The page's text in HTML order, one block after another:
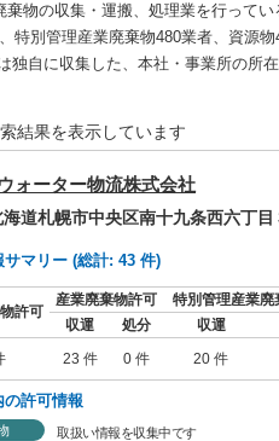
棄物の収集・運搬、処理業を行って
特別管理産業廃棄物480業者、資源物
独自に収集した、本社・事業所の所
結果を表示しています
ォーター物流株式会社
道札幌市中央区南十九条西六丁目
サマリー (総計: 43 件)
許可
産業廃棄物許可 特別管理産業廃
収運
処分 収運
23 件 0 件 20 件
の許可情報
取扱い情報を収集中です